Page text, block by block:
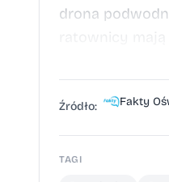
drona
ratownicy
podwodny to
systemy
Komendy
Źródło: Fakty
TAGI